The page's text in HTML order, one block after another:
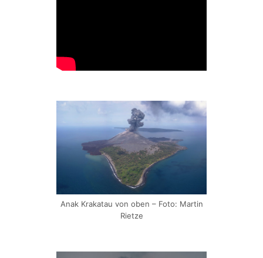
Anak Krakatau von oben – Foto: Martin
Rietze